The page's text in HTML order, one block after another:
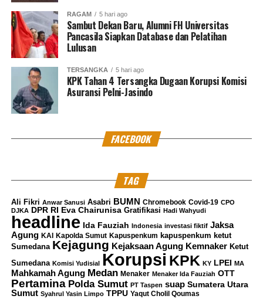
RAGAM 5 hari ago
Sambut Dekan Baru, Alumni FH Universitas
Pancasila Siapkan Database dan Pelatihan
Lulusan
TERSANGKA 5 hari ago
KPK Tahan 4 Tersangka Dugaan Korupsi Komisi
Asuransi Pelni-Jasindo
FACEBOOK
TAG
Ali Fikri Anwar Sanusi Asabri BUMN Chromebook Covid-19 CPO
DJKA
DPR RI Eva Chairunisa Gratifikasi Hadi Wahyudi
headline Ida Fauziah Indonesia investasi fiktif Jaksa
Agung KAI Kapolda Sumut Kapuspenkum kapuspenkum ketut
Sumedana Kejagung Kejaksaan Agung Kemnaker Ketut
Sumedana Komisi Yudisial Korupsi KPK KY LPEI MA
Mahkamah Agung Medan Menaker Menaker Ida Fauziah OTT
Pertamina Polda Sumut PT Taspen suap Sumatera Utara
Sumut Syahrul Yasin Limpo TPPU Yaqut Cholil Qoumas